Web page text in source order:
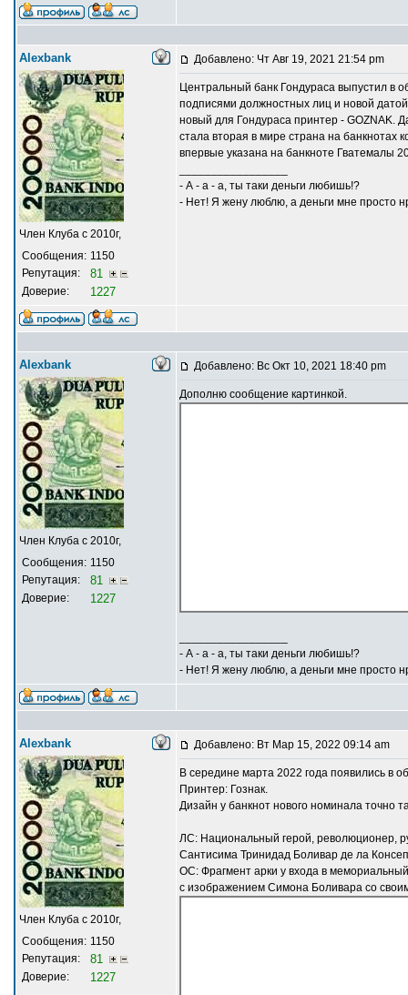
Alexbank
Член Клуба с 2010г,
Сообщения: 1150
Репутация:
81
Доверие: 1227
Добавлено: Чт Авг 19, 2021 21:54 pm
Центральный банк Гондураса выпустил в
подписями должностных лиц и новой
новый для Гондураса принтер - GOZNAK.
стала вторая в мире страна на банкнотах
впервые указана на банкноте Гватемалы
- А - а - а, ты таки деньги любишь!?
- Нет! Я жену люблю, а деньги мне просто
Alexbank
Член Клуба с 2010г,
Сообщения: 1150
Репутация:
81
Доверие: 1227
Добавлено: Вс Окт 10, 2021 18:40 pm
Дополню сообщение картинкой.
- А - а - а, ты таки деньги любишь!?
- Нет! Я жену люблю, а деньги мне просто
Alexbank
Член Клуба с 2010г,
Сообщения: 1150
Репутация:
81
Доверие: 1227
Добавлено: Вт Мар 15, 2022 09:14 am
В середине марта 2022 года появились в
Принтер: Гознак.
Дизайн у банкнот нового номинала точно
ЛС: Национальный герой, революционер,
Сантисима Тринидад Боливар де ла
ОС: Фрагмент арки у входа в
с изображением Симона Боливара со